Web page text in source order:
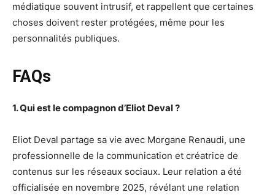
médiatique souvent intrusif, et rappellent que certaines
choses doivent rester protégées, même pour les
personnalités publiques.
FAQs
1. Qui est le compagnon d’Eliot Deval ?
Eliot Deval partage sa vie avec Morgane Renaudi, une
professionnelle de la communication et créatrice de
contenus sur les réseaux sociaux. Leur relation a été
officialisée en novembre 2025, révélant une relation